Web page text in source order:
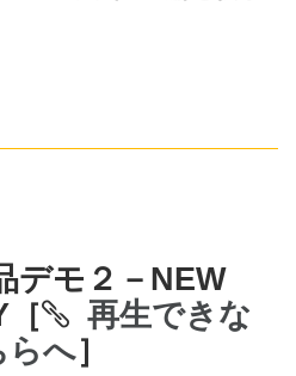
デモ２－NEW
再生できな
らへ］